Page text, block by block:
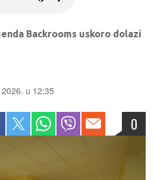
Backrooms uskoro dolazi
u 12:35
0